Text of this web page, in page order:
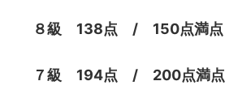
８級 138点 / 150点満点
７級 194点 / 200点満点